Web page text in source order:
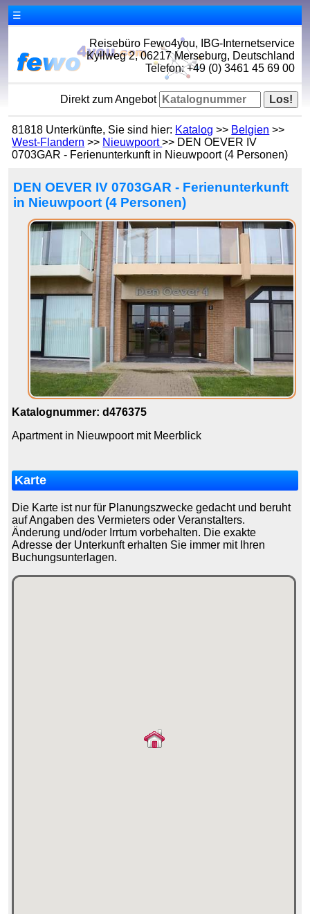
☰
Reisebüro Fewo4you, IBG-Internetservice
Kyllweg 2, 06217 Merseburg, Deutschland
Telefon: +49 (0) 3461 45 69 00
Direkt zum Angebot
81818 Unterkünfte, Sie sind hier: Katalog >> Belgien >>
West-Flandern >> Nieuwpoort>> DEN OEVER IV
0703GAR - Ferienunterkunft in Nieuwpoort (4 Personen)
DEN OEVER IV 0703GAR - Ferienunterkunft
in Nieuwpoort (4 Personen)
Katalognummer: d476375
Apartment in Nieuwpoort mit Meerblick
Karte
Die Karte ist nur für Planungszwecke gedacht und beruht
auf Angaben des Vermieters oder Veranstalters.
Änderung und/oder Irrtum vorbehalten. Die exakte
Adresse der Unterkunft erhalten Sie immer mit Ihren
Buchungsunterlagen.